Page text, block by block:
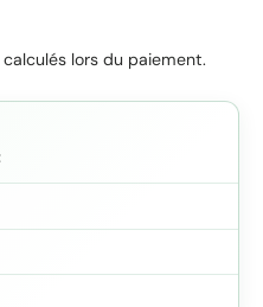
calculés lors du paiement.